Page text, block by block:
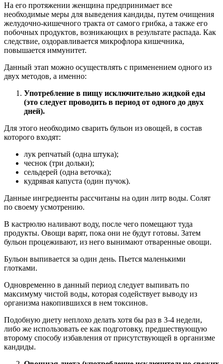
На его протяжении женщина предпринимает все
необходимые меры для выведения кандиды, путем очищения
желудочно-кишечного тракта от самого грибка, а также его
побочных продуктов, возникающих в результате распада. Как
следствие, оздоравливается микрофлора кишечника,
повышается иммунитет.
Данный этап можно осуществлять с применением одного из
двух методов, а именно:
Употребление в пищу исключительно жидкой еды
(это следует проводить в период от одного до двух
дней).
Для этого необходимо сварить бульон из овощей, в состав
которого входят:
лук репчатый (одна штука);
чеснок (три дольки);
сельдерей (одна веточка);
кудрявая капуста (один пучок).
Данные ингредиенты рассчитаны на один литр воды. Солят
по своему усмотрению.
В кастрюлю наливают воду, после чего помещают туда
продукты. Овощи варят, пока они не будут готовы. Затем
бульон процеживают, из него вынимают отваренные овощи.
Бульон выпивается за один день. Пьется маленькими
глотками.
Одновременно в данный период следует выпивать по
максимуму чистой воды, которая содействует выводу из
организма накопившихся в нем токсинов.
Подобную диету неплохо делать хотя бы раз в 3-4 недели,
либо же использовать ее как подготовку, предшествующую
второму способу избавления от присутствующей в организме
кандиды.